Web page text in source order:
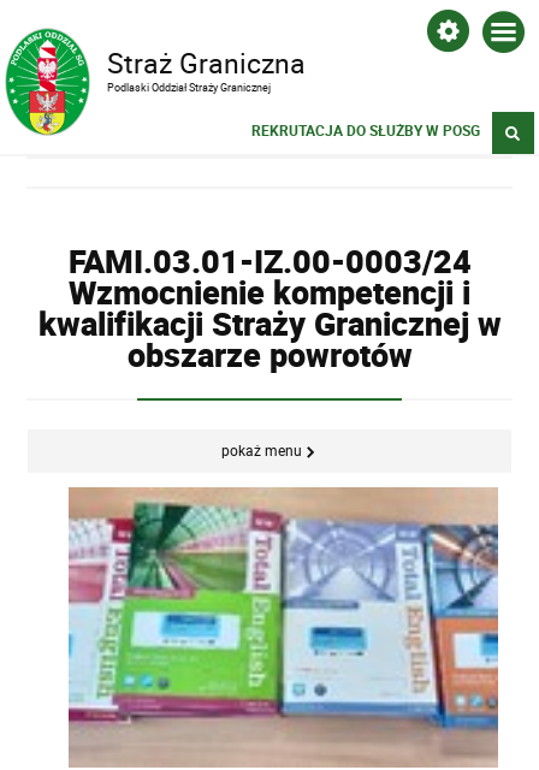
Straż Graniczna
Podlaski Oddział Straży Granicznej
REKRUTACJA DO SŁUŻBY W POSG
FAMI.03.01-IZ.00-0003/24
Wzmocnienie kompetencji i
kwalifikacji Straży Granicznej w
obszarze powrotów
pokaż menu